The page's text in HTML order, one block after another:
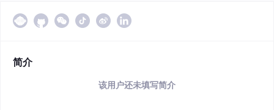
简介
该用户还未填写简介